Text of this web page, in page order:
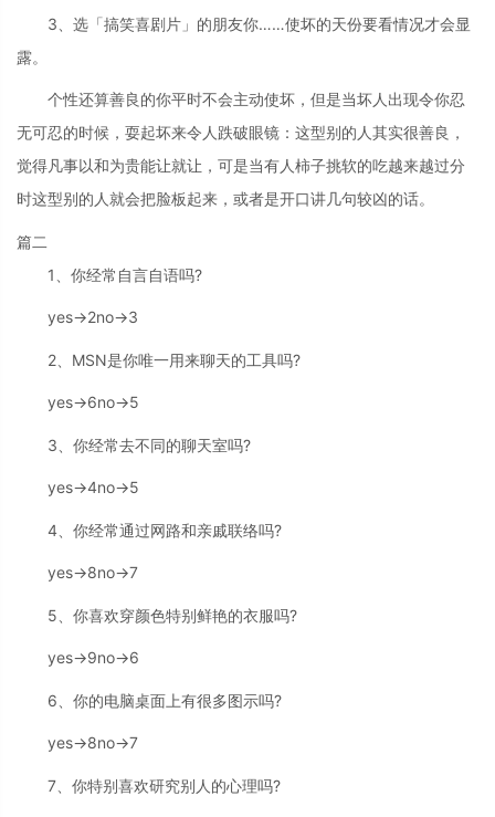
3、选「搞笑喜剧片」的朋友你……使坏的天份要看情况才会显
露。
个性还算善良的你平时不会主动使坏，但是当坏人出现令你忍
无可忍的时候，耍起坏来令人跌破眼镜：这型别的人其实很善良，
觉得凡事以和为贵能让就让，可是当有人柿子挑软的吃越来越过分
时这型别的人就会把脸板起来，或者是开口讲几句较凶的话。
篇二
1、你经常自言自语吗?
yes→2no→3
2、MSN是你唯一用来聊天的工具吗?
yes→6no→5
3、你经常去不同的聊天室吗?
yes→4no→5
4、你经常通过网路和亲戚联络吗?
yes→8no→7
5、你喜欢穿颜色特别鲜艳的衣服吗?
yes→9no→6
6、你的电脑桌面上有很多图示吗?
yes→8no→7
7、你特别喜欢研究别人的心理吗?